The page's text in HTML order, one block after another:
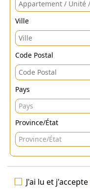
Ville
Code Postal
Pays
Pays
Province/État
Province/État
J'ai lu et j'accepte